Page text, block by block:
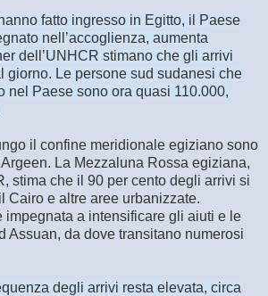
fatto ingresso in Egitto, il Paese
nell’accoglienza, aumenta
dell’UNHCR stimano che gli arrivi
giorno. Le persone sud sudanesi che
nel Paese sono ora quasi 110.000,
il confine meridionale egiziano sono
La Mezzaluna Rossa egiziana,
stima che il 90 per cento degli arrivi si
Cairo e altre aree urbanizzate.
impegnata a intensificare gli aiuti e le
Assuan, da dove transitano numerosi
degli arrivi resta elevata, circa